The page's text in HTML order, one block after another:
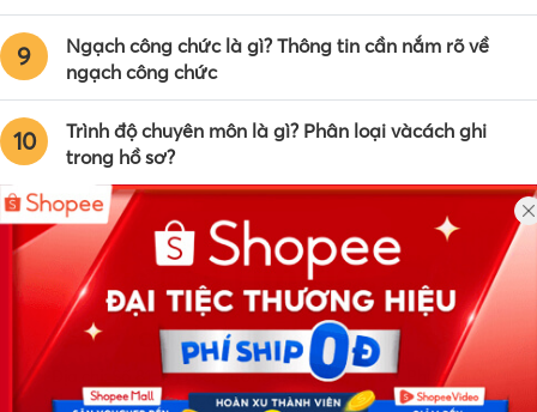
9
Ngạch công chức là gì? Thông tin cần nắm rõ về
ngạch công chức
10
Trình độ chuyên môn là gì? Phân loại vàcách ghi
trong hồ sơ?
Công ty TNHH Eyeplus Online
Địa chỉ: Số 81, ngõ 68, đường Cầu Giấy, Tổ 05, Phường Quan
Hoa, Quận Cầu Giấy, TP Hà Nội, Việt Nam